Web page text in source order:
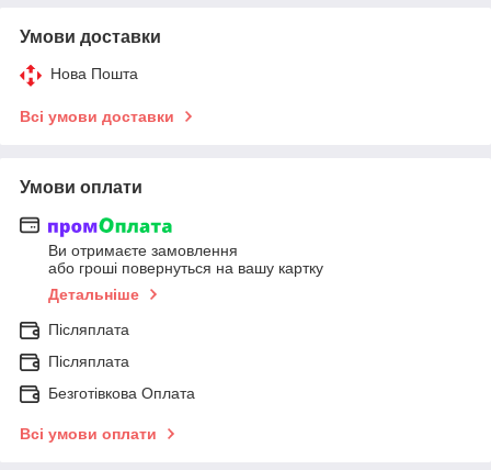
Умови доставки
Нова Пошта
Всі умови доставки
Умови оплати
Ви отримаєте замовлення
або гроші повернуться на вашу картку
Детальніше
Післяплата
Післяплата
Безготівкова Оплата
Всі умови оплати